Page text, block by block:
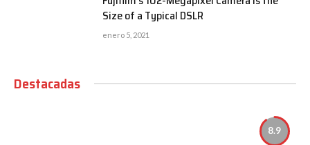
Size of a Typical DSLR
enero 5, 2021
Destacadas
8.9